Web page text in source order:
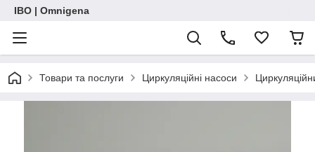
IBO | Omnigena
Товари та послуги Циркуляційні насоси